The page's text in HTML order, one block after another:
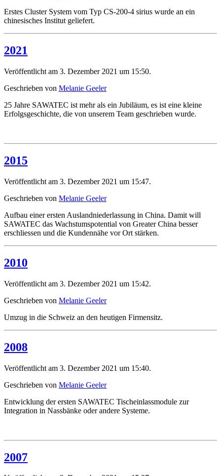
Erstes Cluster System vom Typ CS-200-4 sirius wurde an ein
chinesisches Institut geliefert.
2021
Veröffentlicht am 3. Dezember 2021 um 15:50.
Geschrieben von Melanie Geeler
25 Jahre SAWATEC ist mehr als ein Jubiläum, es ist eine kleine
Erfolgsgeschichte, die von unserem Team geschrieben wurde.
2015
Veröffentlicht am 3. Dezember 2021 um 15:47.
Geschrieben von Melanie Geeler
Aufbau einer ersten Auslandniederlassung in China. Damit will
SAWATEC das Wachstumspotential von Greater China besser
erschliessen und die Kundennähe vor Ort stärken.
2010
Veröffentlicht am 3. Dezember 2021 um 15:42.
Geschrieben von Melanie Geeler
Umzug in die Schweiz an den heutigen Firmensitz.
2008
Veröffentlicht am 3. Dezember 2021 um 15:40.
Geschrieben von Melanie Geeler
Entwicklung der ersten SAWATEC Tischeinlassmodule zur
Integration in Nassbänke oder andere Systeme.
2007